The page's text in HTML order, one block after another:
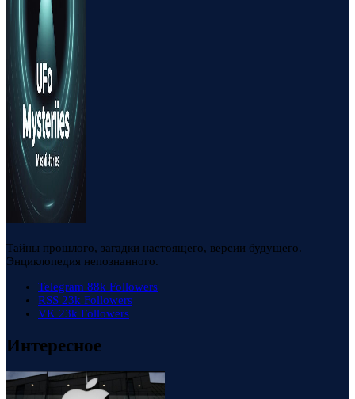
Тайны прошлого, загадки настоящего, версии будущего.
Энциклопедия непознанного.
Telegram 88k Followers
RSS 23k Followers
VK 23k Followers
Интересное